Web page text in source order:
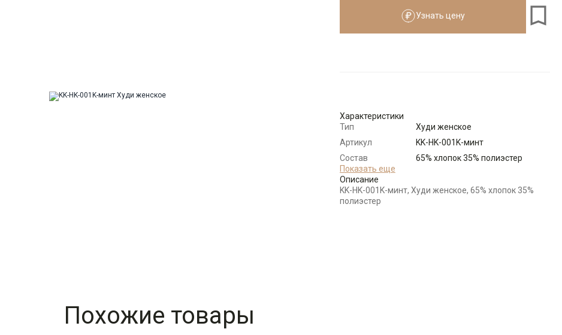
Размеры для роста
Размер Количество Доступно
Выбрать размерный ряд
по 1 шт каждого доступного размера
Узнать цену
Характеристики
Тип
Худи женское
Артикул
KK-HK-001K-минт
Состав
сырья
65% хлопок 35% полиэстер
Бренд
Модель
Показать еще
Описание
KK-HK-001K-минт, Худи женское, 65% хлопок 35%
полиэстер
Похожие товары